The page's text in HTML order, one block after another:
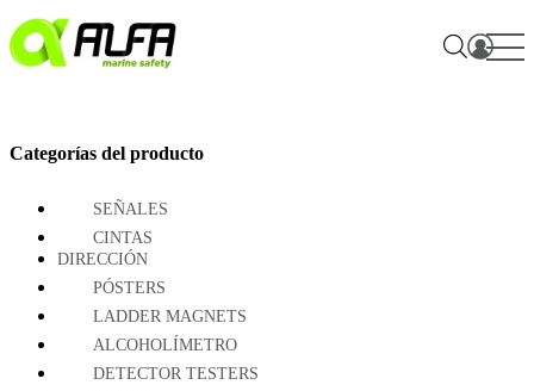
Skip
to
content
Categorías del producto
SEÑALES
CINTAS
DIRECCIÓN
PÓSTERS
LADDER MAGNETS
ALCOHOLÍMETRO
DETECTOR TESTERS